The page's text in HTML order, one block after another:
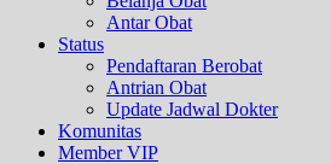
Antar Obat
Status
Pendaftaran Berobat
Antrian Obat
Update Jadwal Dokter
Komunitas
Member VIP